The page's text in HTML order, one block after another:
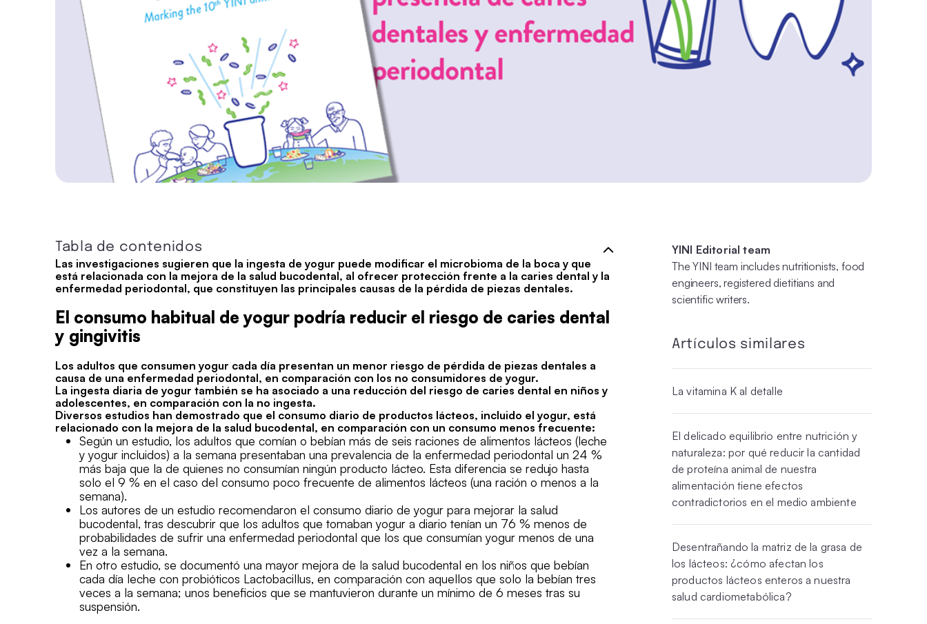
Tabla de contenidos
Las investigaciones sugieren que la ingesta de yogur puede modificar el microbioma de la boca y que
está relacionada con la mejora de la salud bucodental, al ofrecer protección frente a la caries dental y la
enfermedad periodontal, que constituyen las principales causas de la pérdida de piezas dentales.
El consumo habitual de yogur podría reducir el riesgo de caries dental
y gingivitis
Los adultos que consumen yogur cada día presentan un menor riesgo de pérdida de piezas dentales a
causa de una enfermedad periodontal, en comparación con los no consumidores de yogur.
La ingesta diaria de yogur también se ha asociado a una reducción del riesgo de caries dental en niños y
adolescentes, en comparación con la no ingesta.
Diversos estudios han demostrado que el consumo diario de productos lácteos, incluido el yogur, está
relacionado con la mejora de la salud bucodental, en comparación con un consumo menos frecuente:
Según un estudio, los adultos que comían o bebían más de seis raciones de alimentos lácteos (leche
y yogur incluidos) a la semana presentaban una prevalencia de la enfermedad periodontal un 24 %
más baja que la de quienes no consumían ningún producto lácteo. Esta diferencia se redujo hasta
solo el 9 % en el caso del consumo poco frecuente de alimentos lácteos (una ración o menos a la
semana).
Los autores de un estudio recomendaron el consumo diario de yogur para mejorar la salud
bucodental, tras descubrir que los adultos que tomaban yogur a diario tenían un 76 % menos de
probabilidades de sufrir una enfermedad periodontal que los que consumían yogur menos de una
vez a la semana.
En otro estudio, se documentó una mayor mejora de la salud bucodental en los niños que bebían
cada día leche con probióticos Lactobacillus, en comparación con aquellos que solo la bebían tres
veces a la semana; unos beneficios que se mantuvieron durante un mínimo de 6 meses tras su
suspensión.
YINI Editorial team
The YINI team includes nutritionists, food
engineers, registered dietitians and
scientific writers.
Artículos similares
La vitamina K al detalle
El delicado equilibrio entre nutrición y
naturaleza: por qué reducir la cantidad
de proteína animal de nuestra
alimentación tiene efectos
contradictorios en el medio ambiente
Desentrañando la matriz de la grasa de
los lácteos: ¿cómo afectan los
productos lácteos enteros a nuestra
salud cardiometabólica?